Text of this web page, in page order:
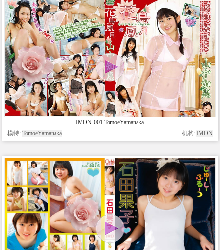
IMON-001 TomoeYamanaka
模特: TomoeYamanaka 机构: IMON